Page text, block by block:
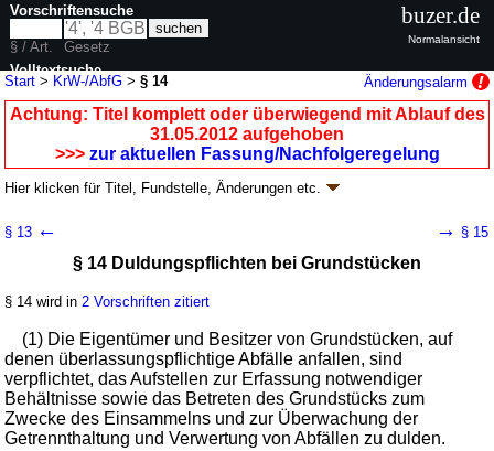
Start > KrW-/AbfG >§ 14 Änderungsalarm
Achtung: Titel komplett oder überwiegend mit Ablauf des
31.05.2012 aufgehoben
>>> zur aktuellen Fassung/Nachfolgeregelung
Hier klicken fürTitel, Fundstelle, Änderungen etc.
(KrW-/AbfG)
Artikel 1 G. v. 27.09.1994BGBl. I S. 2705; aufgehoben durchArtikel 6
Geltung ab 06.10.1996; FNA: 2129-27-2
wird in 150 Vorschriften zitiert
Zweiter Teil Grundsätze und Pflichten der Erzeuger und
Besitzer von Abfällen sowie der Entsorgungsträger
§ 13 ← → § 15
§ 14 Duldungspflichten bei Grundstücken
§ 14 wird in 2 Vorschriften zitiert
(1) Die Eigentümer und Besitzer von Grundstücken, auf
denen überlassungspflichtige Abfälle anfallen, sind
verpflichtet, das Aufstellen zur Erfassung notwendiger
Behältnisse sowie das Betreten des Grundstücks zum
Zwecke des Einsammelns und zur Überwachung der
Getrennthaltung und Verwertung von Abfällen zu dulden.
Vorschriftensuche
§ / Art.
Gesetz
Volltextsuche
nur in KrW-/AbfG
buzer.de
Normalansicht